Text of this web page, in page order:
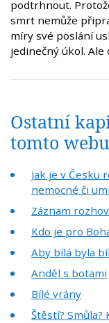
podtrhnout.
smrt nemůže
míry své poslání
jedinečný úkol. Ale
Ostatní
tomto
Jak je v Česku
nemocné či
Záznam
Kdo je pro
Aby bílá byla
Anděl s botami
Bílé vrány
Štěstí? Smůla?